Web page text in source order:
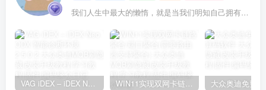
我们人生中最大的懒惰，就是当我们明知自己拥有作出选择的能力，却不去主动改变而是放任它的生活态度
VAG iDEX – iDEX Neo ODX 智能诊断环境2.5.0.2 WIN11实现双网卡链路聚合/端口聚合(需要路由器支持聚合)